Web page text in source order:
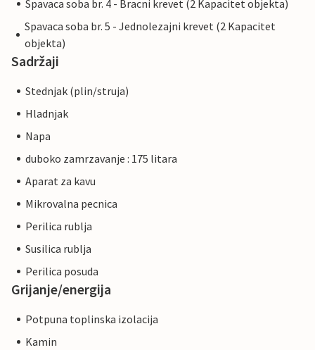
Spavaca soba br. 4 - Bracni krevet (2 Kapacitet objekta)
Spavaca soba br. 5 - Jednolezajni krevet (2 Kapacitet
objekta)
Sadržaji
Stednjak (plin/struja)
Hladnjak
Napa
duboko zamrzavanje : 175 litara
Aparat za kavu
Mikrovalna pecnica
Perilica rublja
Susilica rublja
Perilica posuda
Grijanje/energija
Potpuna toplinska izolacija
Kamin